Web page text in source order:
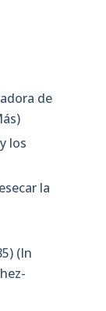
de
los
la
(In